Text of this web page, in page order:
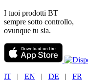
I tuoi prodotti BT
sempre sotto controllo,
ovunque tu sia.
IT | EN | DE | FR